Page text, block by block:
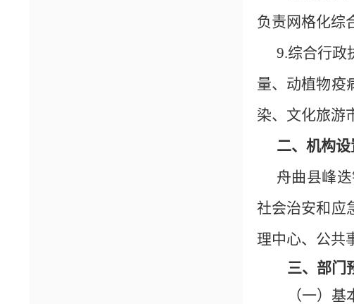
负责网格化综
9.综合行政
量、动植物疫
染、文化旅游
二、 机构设
舟曲县峰
社会治安和应
理中心、公共
三、部门
（一）基